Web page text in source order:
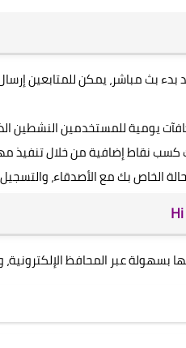
بدء بث مباشر، يمكن للمتابعين
يومية للمستخدمين النشطين
نقاط إضافية من خلال تنفيذ
الخاص بك مع الأصدقاء،
بسهولة عبر المحافظ الإلكترونية،